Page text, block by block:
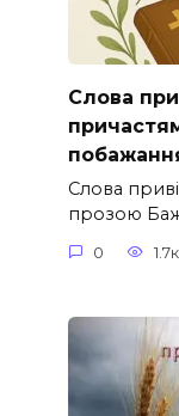
Слова
Слова
прозою
0 1.7к.